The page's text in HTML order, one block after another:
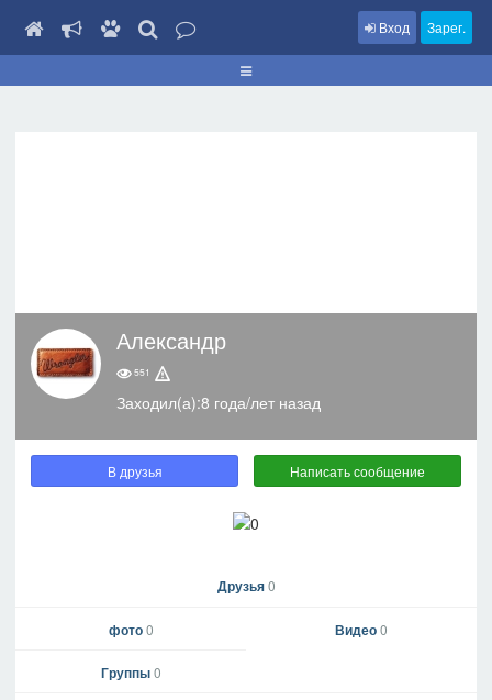
Вход Зарег.
Александр
551
Заходил(а):8 года/лет назад
В друзья Написать сообщение
Друзья0
фото0 Видео0
Группы0